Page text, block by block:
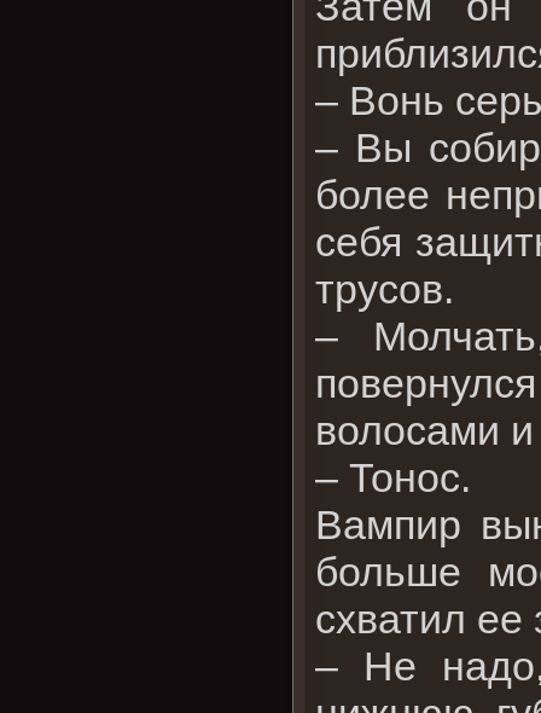
– Вонь
– Вы
более
себя
трусов.
–
волосами
– Тонос.
Вампир
больше
схватил ее
– Не